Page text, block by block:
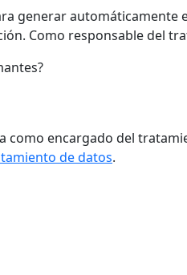
generar
Como responsable del
como encargado del
de datos.